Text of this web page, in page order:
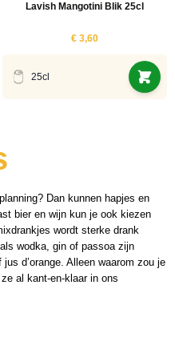
Lavish Mangotini Blik 25cl
€ 3,60
25cl
Dan kunnen hapjes en
bier en wijn kun je ook kiezen
wordt sterke drank
wodka, gin of passoa zijn
d’orange. Alleen waarom zou je
al kant-en-klaar in ons